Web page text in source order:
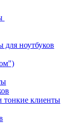
ноутбуков
клиенты